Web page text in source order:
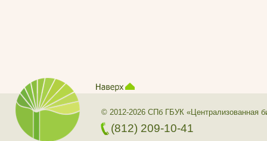
© 2012-2026 СПб ГБУК «Централизованная
(812) 209-10-41